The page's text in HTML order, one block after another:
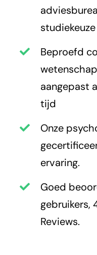
studiekeuze
Beproefd
aangepast
tijd
Onze
ervaring.
Goed
gebruikers,
Reviews.